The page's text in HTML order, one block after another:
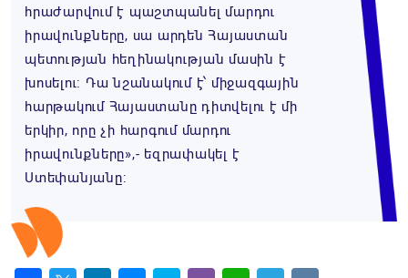
հրաժարվում է պաշտպանել մարդու
իրավունքները, սա արդեն Հայաստան
պետության հեղինակության մասին է
խոսելու: Դա նշանակում է՝ միջազգային
հարթակում Հայաստանը դիտվելու է մի
երկիր, որը չի հարգում մարդու
իրավունքները»,- եզրափակել է
Ստեփանյանը: